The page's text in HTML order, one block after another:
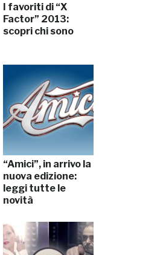
I favoriti di “X
Factor” 2013:
scopri chi sono
“Amici”, in arrivo la
nuova edizione:
leggi tutte le
novità